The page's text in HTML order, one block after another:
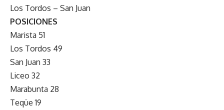
Los Tordos – San Juan
POSICIONES
Marista 51
Los Tordos 49
San Juan 33
Liceo 32
Marabunta 28
Teqüe 19